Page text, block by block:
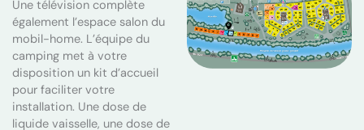
Une télévision complète
également l’espace salon du
mobil-home. L’équipe du
camping met à votre
disposition un kit d’accueil
pour faciliter votre
installation. Une dose de
liquide vaisselle, une dose de